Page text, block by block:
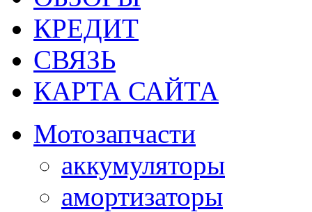
КРЕДИТ
СВЯЗЬ
КАРТА САЙТА
Мотозапчасти
аккумуляторы
амортизаторы